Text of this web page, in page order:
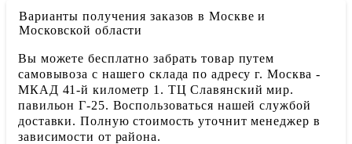
Варианты получения заказов в Москве и
Московской области
Вы можете бесплатно забрать товар путем
самовывоза с нашего склада по адресу г. Москва -
МКАД 41-й километр 1. ТЦ Славянский мир.
павильон Г-25. Воспользоваться нашей службой
доставки. Полную стоимость уточнит менеджер в
зависимости от района.